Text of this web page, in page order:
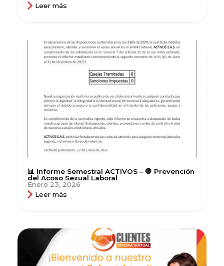
Leer más
📊 Informe Semestral ACTIVOS – 🛑 Prevención
del Acoso Sexual Laboral
Enero 23, 2026
Leer más